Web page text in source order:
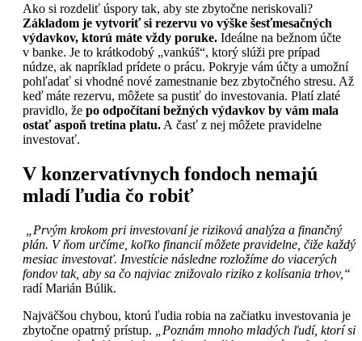
Ako si rozdeliť úspory tak, aby ste zbytočne neriskovali?
Základom je vytvoriť si rezervu vo výške šesťmesačných
výdavkov, ktorú máte vždy poruke. Ideálne na bežnom účte
v banke. Je to krátkodobý „vankúš“, ktorý slúži pre prípad
núdze, ak napríklad prídete o prácu. Pokryje vám účty a umožní
pohľadať si vhodné nové zamestnanie bez zbytočného stresu. Až
keď máte rezervu, môžete sa pustiť do investovania. Platí zlaté
pravidlo, že po odpočítaní bežných výdavkov by vám mala
ostať aspoň tretina platu. A časť z nej môžete pravidelne
investovať.
V konzervatívnych fondoch nemajú
mladí ľudia čo robiť
„Prvým krokom pri investovaní je riziková analýza a finančný
plán. V ňom určíme, koľko financií môžete pravidelne, čiže každý
mesiac investovať. Investície následne rozložíme do viacerých
fondov tak, aby sa čo najviac znižovalo riziko z kolísania trhov,“
radí Marián Búlik.
Najväčšou chybou, ktorú ľudia robia na začiatku investovania je
zbytočne opatrný prístup.
„Poznám mnoho mladých ľudí, ktorí si